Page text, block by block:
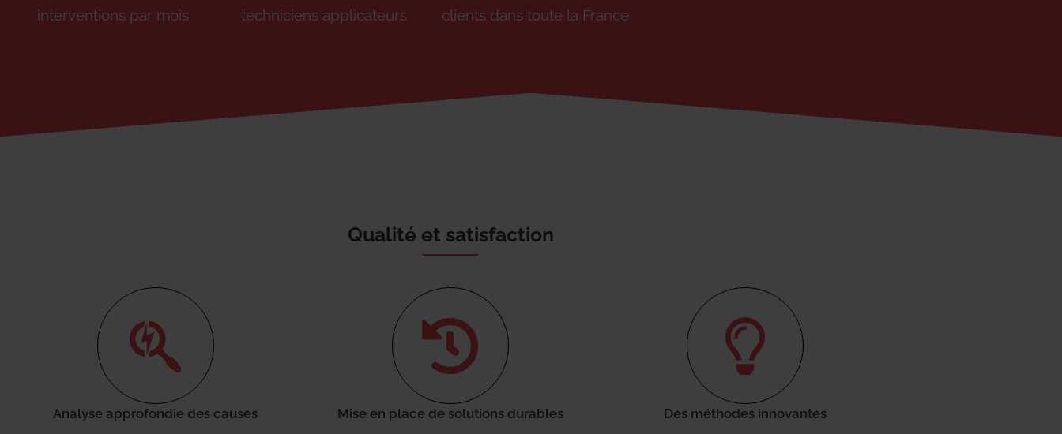
interventions par mois techniciens applicateurs clients dans toute la France
Qualité et satisfaction
Analyse approfondie des causes Mise en place de solutions durables Des méthodes innovantes